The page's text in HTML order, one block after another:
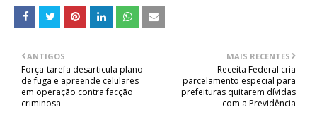
MAIS RECENTES
Receita Federal cria
parcelamento especial para
prefeituras quitarem dívidas
com a Previdência
ANTIGOS
Força-tarefa desarticula plano
de fuga e apreende celulares
em operação contra facção
criminosa